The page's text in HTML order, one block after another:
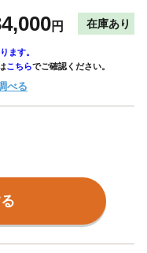
円 在庫あり
ます。
こちらでご確認ください。
べる